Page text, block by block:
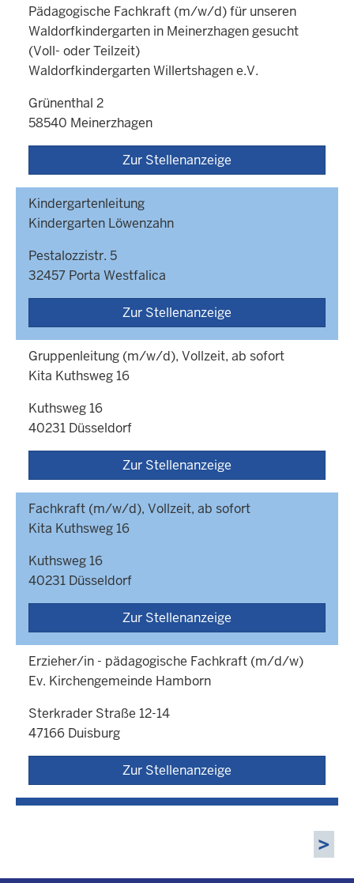
Pädagogische Fachkraft (m/w/d) für unseren
Waldorfkindergarten in Meinerzhagen gesucht
(Voll- oder Teilzeit)
Waldorfkindergarten Willertshagen e.V.
Grünenthal 2
58540 Meinerzhagen
Zur Stellenanzeige
Kindergartenleitung
Kindergarten Löwenzahn
Pestalozzistr. 5
32457 Porta Westfalica
Zur Stellenanzeige
Gruppenleitung (m/w/d), Vollzeit, ab sofort
Kita Kuthsweg 16
Kuthsweg 16
40231 Düsseldorf
Zur Stellenanzeige
Fachkraft (m/w/d), Vollzeit, ab sofort
Kita Kuthsweg 16
Kuthsweg 16
40231 Düsseldorf
Zur Stellenanzeige
Erzieher/in - pädagogische Fachkraft (m/d/w)
Ev. Kirchengemeinde Hamborn
Sterkrader Straße 12-14
47166 Duisburg
Zur Stellenanzeige